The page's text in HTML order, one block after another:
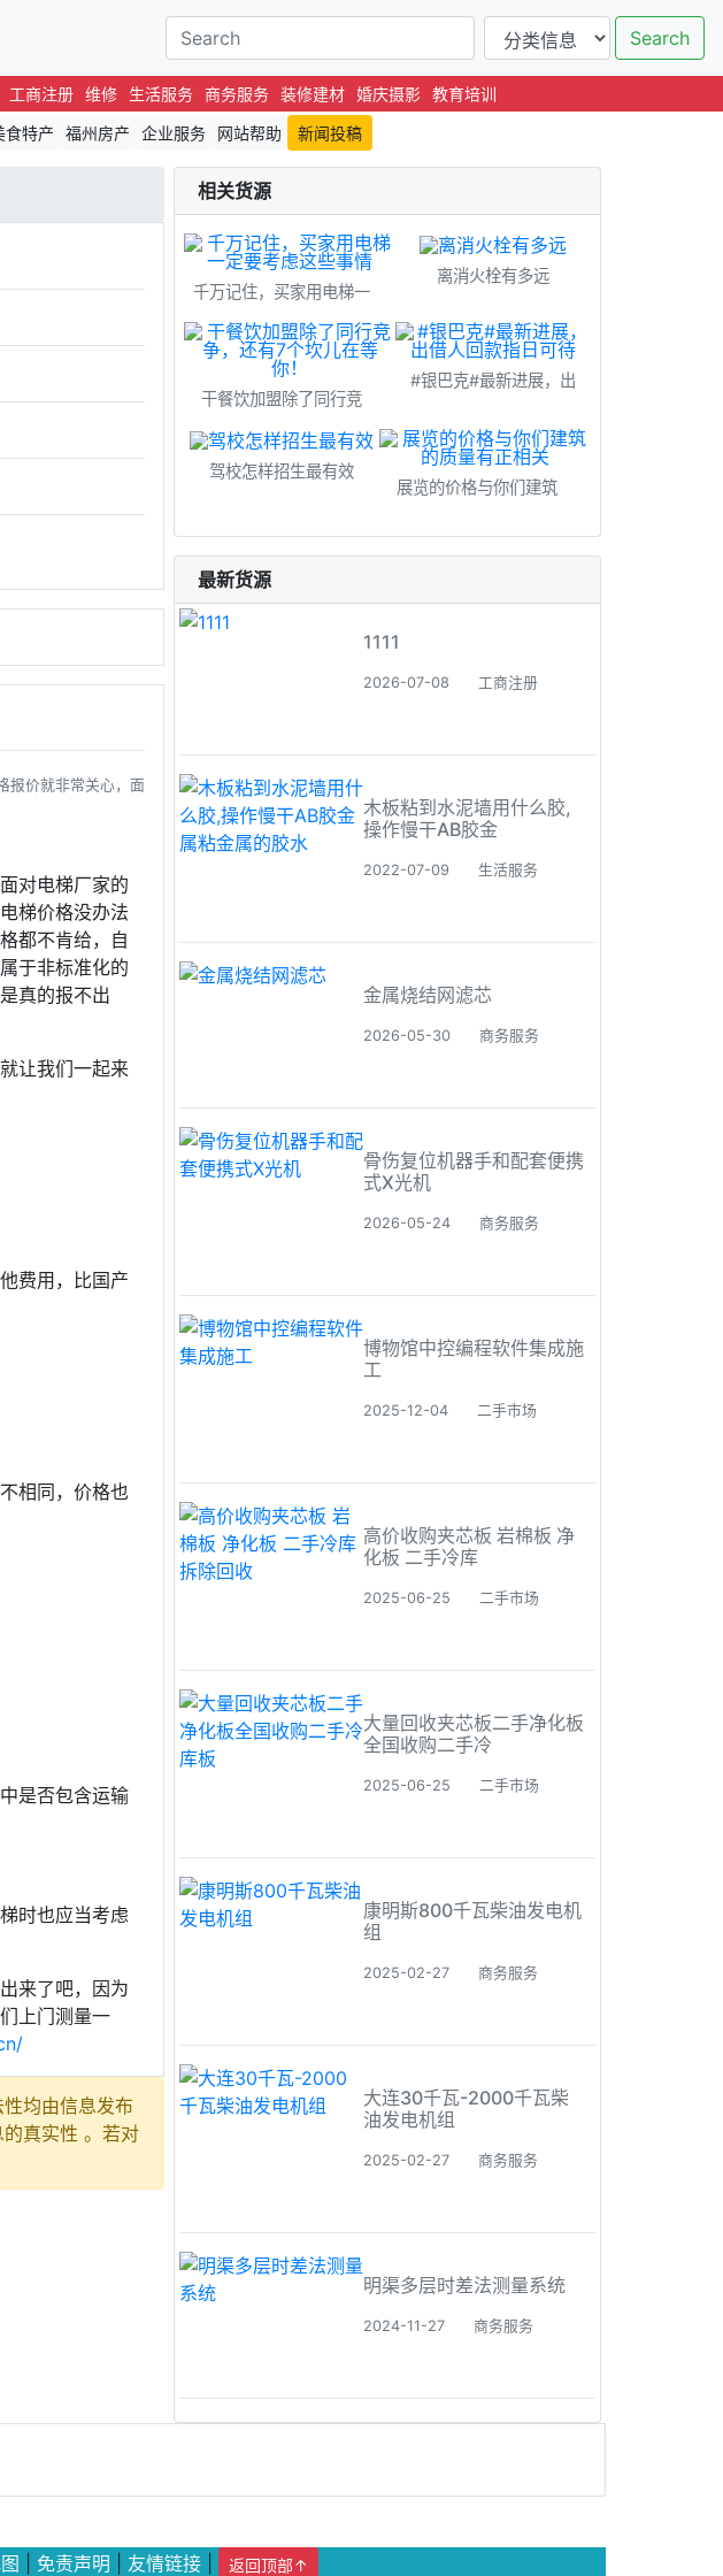
Search
工商注册 维修 生活服务 商务服务 装修建材 婚庆摄影 教育培训
食特产 福州房产 企业服务 网站帮助 新闻投稿
报价就非常关心，面
对电梯厂家的
梯价格没办法
都不肯给，自
于非标准化的
真的报不出
让我们一起来
费用，比国产
相同，价格也
是否包含运输
时也应当考虑
来了吧，因为
上门测量一
均由信息发布
真实性 。若对
相关货源
千万记住，买家用电梯一
离消火栓有多远
干餐饮加盟除了同行竞
​#银巴克#最新进展，出
驾校怎样招生最有效
展览的价格与你们建筑
最新货源
1111
2026-07-08 工商注册
木板粘到水泥墙用什么胶,
操作慢干AB胶金
2022-07-09 生活服务
金属烧结网滤芯
2026-05-30 商务服务
骨伤复位机器手和配套便携
式X光机
2026-05-24 商务服务
博物馆中控编程软件集成施
工
2025-12-04 二手市场
高价收购夹芯板 岩棉板 净
化板 二手冷库
2025-06-25 二手市场
大量回收夹芯板二手净化板
全国收购二手冷
2025-06-25 二手市场
康明斯800千瓦柴油发电机
组
2025-02-27 商务服务
大连30千瓦-2000千瓦柴
油发电机组
2025-02-27 商务服务
明渠多层时差法测量系统
2024-11-27 商务服务
免责声明 友情链接 返回顶部↑